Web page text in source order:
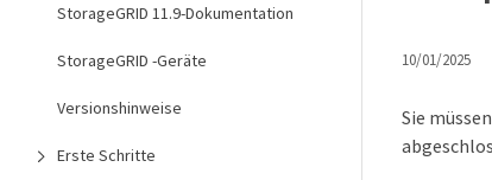
StorageGRID 11.9-Dokumentation
StorageGRID -Geräte
Versionshinweise
Erste Schritte
10/01/2025
Sie